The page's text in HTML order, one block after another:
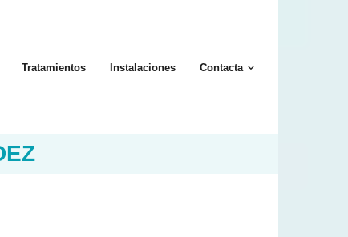
Tratamientos Instalaciones Contacta